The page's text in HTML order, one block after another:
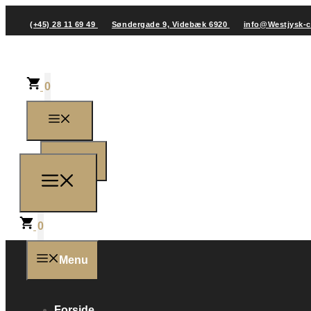
(+45) 28 11 69 49 Søndergade 9, Videbæk 6920 info@Westjysk-
0
0
Menu